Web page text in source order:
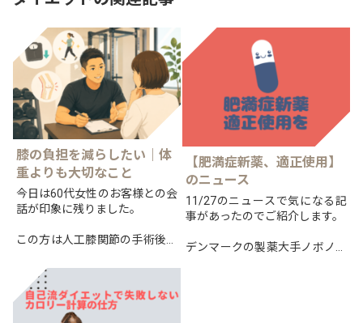
膝の負担を減らしたい｜体
重よりも大切なこと
今日は60代女性のお客様との会
話が印象に残りました。
この方は人工膝関節の手術後、
ていましたが、現在では以前と
は比べものにならないほど動け
るようになっています。
【肥満症新薬、適正使用】
のニュース
11/27のニュースで気になる記
事があったのでご紹介します。
デンマークの製薬大手ノボノル